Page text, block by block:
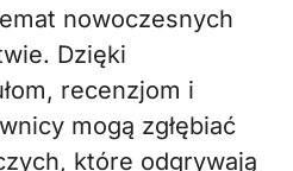
nowoczesnych
Dzięki
recenzjom i
mogą zgłębiać
które odgrywają